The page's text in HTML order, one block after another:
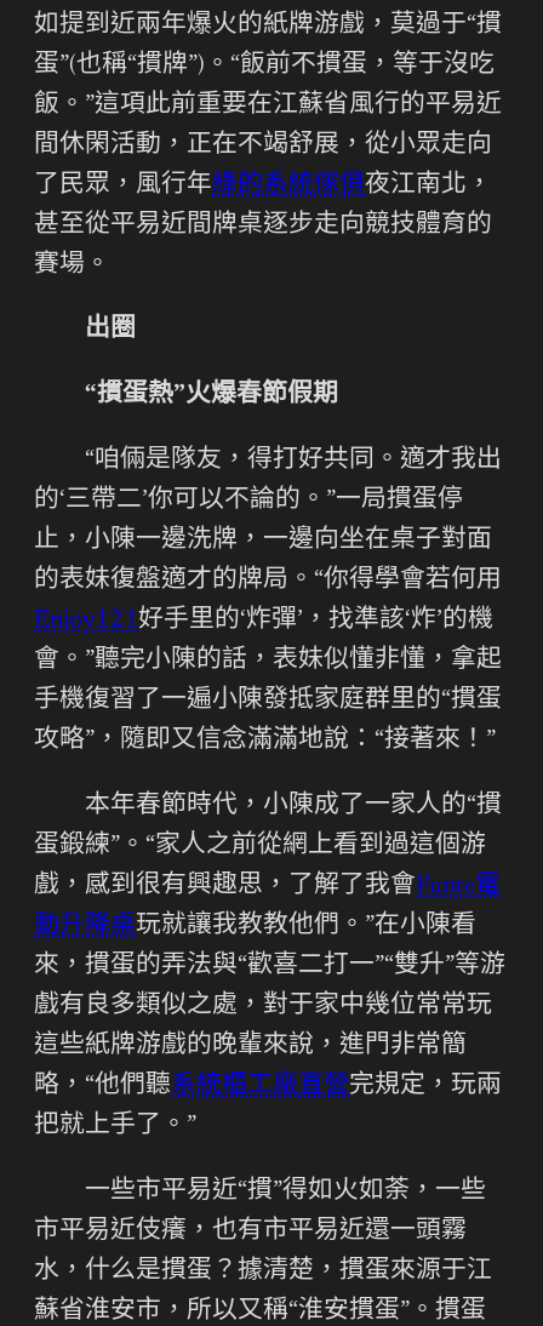
如提到近兩年爆火的紙牌游戲，莫過于“摜
蛋”(也稱“摜牌”)。“飯前不摜蛋，等于沒吃
飯。”這項此前重要在江蘇省風行的平易近
間休閑活動，正在不竭舒展，從小眾走向
了民眾，風行年綠的系統傢俱夜江南北，
甚至從平易近間牌桌逐步走向競技體育的
賽場。
出圈
“摜蛋熱”火爆春節假期
“咱倆是隊友，得打好共同。適才我出
的‘三帶二’你可以不論的。”一局摜蛋停
止，小陳一邊洗牌，一邊向坐在桌子對面
的表妹復盤適才的牌局。“你得學會若何用
Enjoy121好手里的‘炸彈’，找準該‘炸’的機
會。”聽完小陳的話，表妹似懂非懂，拿起
手機復習了一遍小陳發抵家庭群里的“摜蛋
攻略”，隨即又信念滿滿地說：“接著來！”
本年春節時代，小陳成了一家人的“摜
蛋鍛練”。“家人之前從網上看到過這個游
戲，感到很有興趣思，了解了我會Funte電
動升降桌玩就讓我教教他們。”在小陳看
來，摜蛋的弄法與“歡喜二打一”“雙升”等游
戲有良多類似之處，對于家中幾位常常玩
這些紙牌游戲的晚輩來說，進門非常簡
略，“他們聽系統櫃工廠直營完規定，玩兩
把就上手了。”
一些市平易近“摜”得如火如荼，一些
市平易近伎癢，也有市平易近還一頭霧
水，什么是摜蛋？據清楚，摜蛋來源于江
蘇省淮安市，所以又稱“淮安摜蛋”。摜蛋